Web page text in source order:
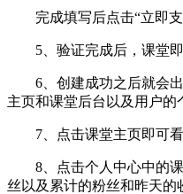
完成填写后点击“立即
5、验证完成后，课堂
6、创建成功之后就会
主页和课堂后台以及用户的
7、点击课堂主页即可
8、点击个人中心中的
丝以及累计的粉丝和昨天的